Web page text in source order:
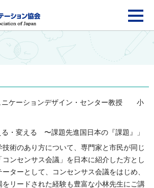
FAJ：特定非営利活動
ケーションデザイン・センター教授 小
変える 〜課題先進国日本の『課題』」
のあり方について、専門家と市民が同じ
ンセンサス会議」を日本に紹介した方とし
ターとして、コンセンサス会議をはじめ、
リードされた経験も豊富な小林先生にご講